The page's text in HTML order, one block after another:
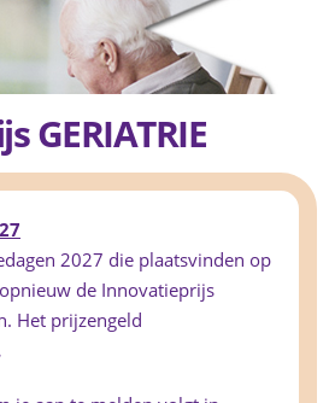
GERIATRIE
2027 die plaatsvinden op
de Innovatieprijs
Het prijzengeld